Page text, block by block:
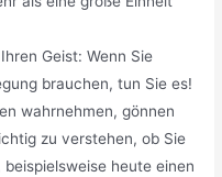
Geist: Wenn Sie
brauchen, tun Sie es!
wahrnehmen, gönnen
zu verstehen, ob Sie
heute einen